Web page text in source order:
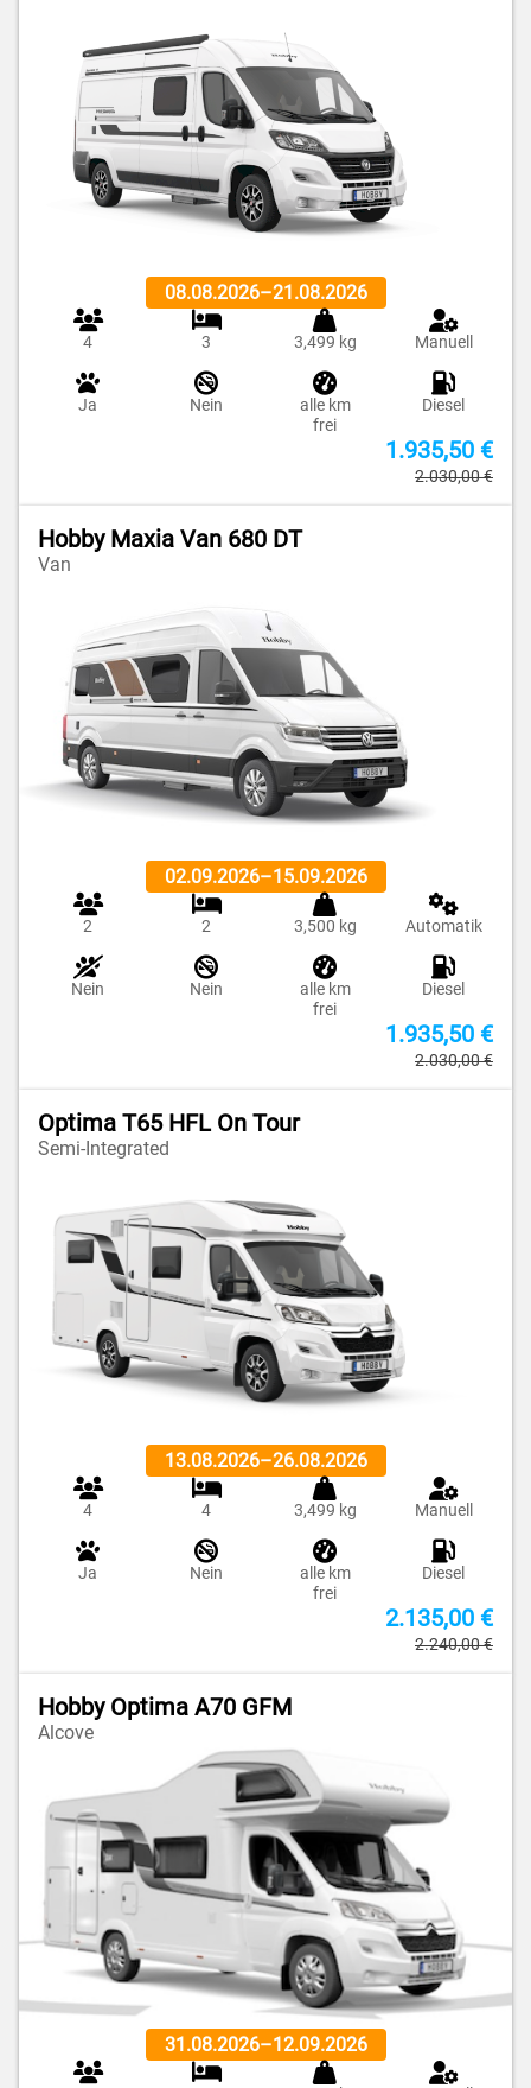
08.08.2026–21.08.2026
4 3 3,499 kg Manuell
Ja Nein
alle km
frei
Diesel
1.935,50 €
2.030,00 €
Hobby Maxia Van 680 DT
Van
02.09.2026–15.09.2026
2 2 3,500 kg Automatik
Nein Nein
alle km
frei
Diesel
1.935,50 €
2.030,00 €
Optima T65 HFL On Tour
Semi-Integrated
13.08.2026–26.08.2026
4 4 3,499 kg Manuell
Ja Nein
alle km
frei
Diesel
2.135,00 €
2.240,00 €
Hobby Optima A70 GFM
Alcove
31.08.2026–12.09.2026